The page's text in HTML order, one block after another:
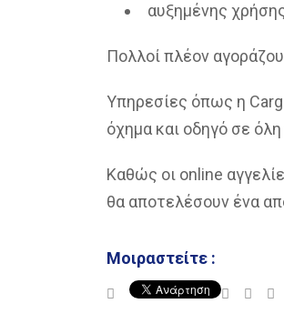
αυξημένης
Πολλοί πλέον
Υπηρεσίες όπως η
όχημα και οδηγό σε
Καθώς οι online
θα αποτελέσουν ένα
Μοιραστείτε :
Google+